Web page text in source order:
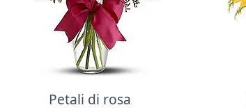
Petali di rosa